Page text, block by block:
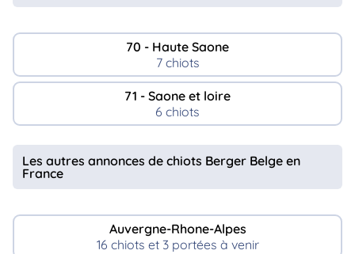
70 - Haute Saone
7 chiots
71 - Saone et loire
6 chiots
Les autres annonces de chiots Berger Belge en
France
Auvergne-Rhone-Alpes
16 chiots et 3 portées à venir